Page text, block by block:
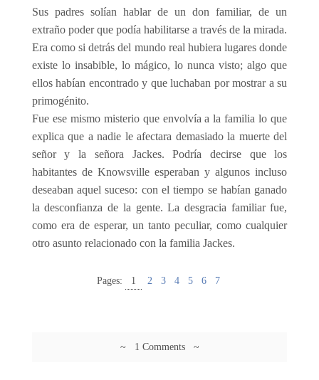
Sus padres solían hablar de un don familiar, de un
extraño poder que podía habilitarse a través de la mirada.
Era como si detrás del mundo real hubiera lugares donde
existe lo insabible, lo mágico, lo nunca visto; algo que
ellos habían encontrado y que luchaban por mostrar a su
primogénito.
Fue ese mismo misterio que envolvía a la familia lo que
explica que a nadie le afectara demasiado la muerte del
señor y la señora Jackes. Podría decirse que los
habitantes de Knowsville esperaban y algunos incluso
deseaban aquel suceso: con el tiempo se habían ganado
la desconfianza de la gente. La desgracia familiar fue,
como era de esperar, un tanto peculiar, como cualquier
otro asunto relacionado con la familia Jackes.
Pages: 1 2 3 4 5 6 7
~ 1 Comments ~